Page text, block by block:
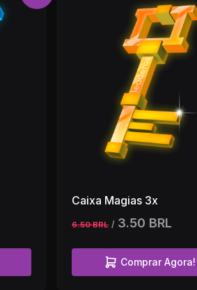
Caixa Magias 3x
6.50 BRL / 3.50 BRL
Comprar Agora!